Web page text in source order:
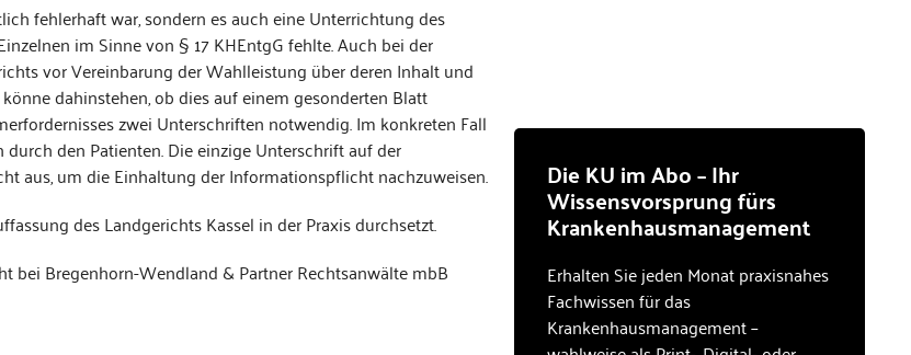
fehlerhaft war, sondern es auch eine Unterrichtung des
im Sinne von § 17 KHEntgG fehlte. Auch bei der
vor Vereinbarung der Wahlleistung über deren Inhalt und
dahinstehen, ob dies auf einem gesonderten Blatt
zwei Unterschriften notwendig. Im konkreten Fall
den Patienten. Die einzige Unterschrift auf der
aus, um die Einhaltung der Informationspflicht nachzuweisen.
des Landgerichts Kassel in der Praxis durchsetzt.
bei Bregenhorn-Wendland & Partner Rechtsanwälte mbB
Die KU im Abo – Ihr
Wissensvorsprung fürs
Krankenhausmanagement
Erhalten Sie jeden Monat praxisnahes
Fachwissen für das
Krankenhausmanagement –